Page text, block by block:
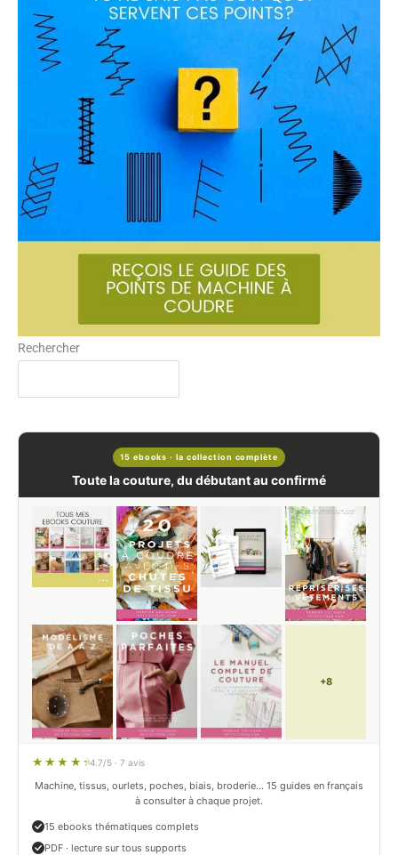
Rechercher
15 ebooks · la collection complète
Toute la couture, du débutant au confirmé
+8
4.7/5 · 7 avis
Machine, tissus, ourlets, poches, biais, broderie… 15 guides en français
à consulter à chaque projet.
15 ebooks thématiques complets
PDF · lecture sur tous supports